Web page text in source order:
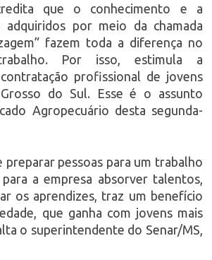
que o conhecimento e a
adquiridos por meio da chamada
fazem toda a diferença no
Por isso, estimula a
profissional de jovens
do Sul. Esse é o assunto
Agropecuário desta segunda-
preparar pessoas para um trabalho
a empresa absorver talentos,
os aprendizes, traz um benefício
que ganha com jovens mais
o superintendente do Senar/MS,